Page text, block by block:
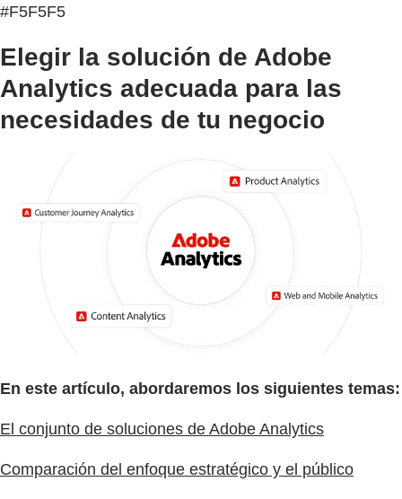
#F5F5F5
Elegir la solución de Adobe
Analytics adecuada para las
necesidades de tu negocio
En este artículo, abordaremos los siguientes temas:
El conjunto de soluciones de Adobe Analytics
Comparación del enfoque estratégico y el público